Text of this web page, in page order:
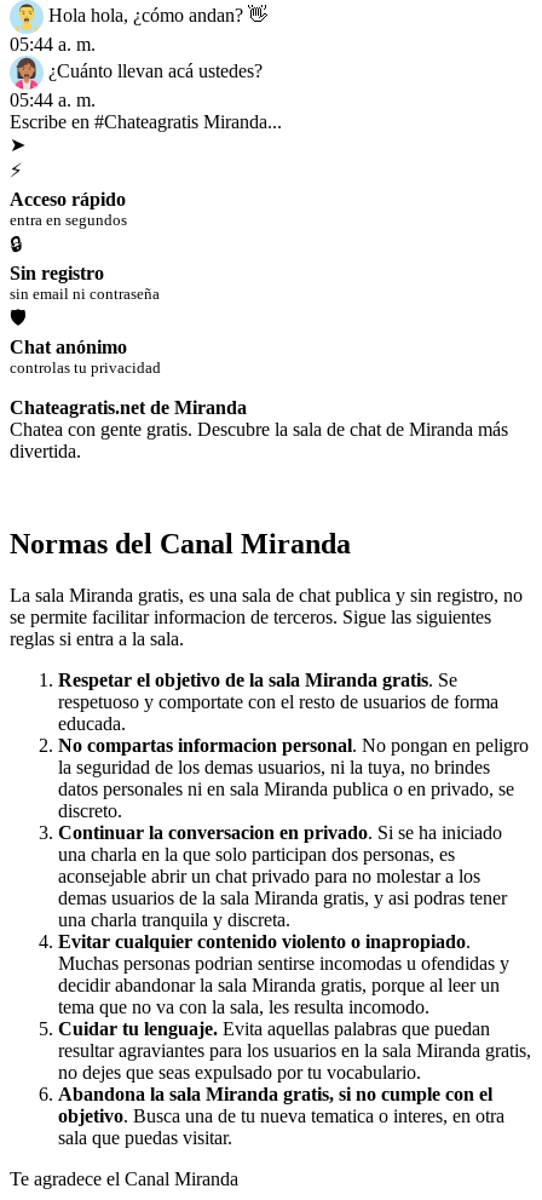
Hola hola, ¿cómo andan? 👋
05:44 a. m.
¿Cuánto llevan acá ustedes?
05:44 a. m.
Escribe en #Chateagratis Miranda...
➤
⚡
Acceso rápido
entra en segundos
🔒
Sin registro
sin email ni contraseña
🛡
Chat anónimo
controlas tu privacidad
Chateagratis.net de Miranda
Chatea con gente gratis. Descubre la sala de chat de Miranda más
divertida.
Normas del Canal Miranda
La sala Miranda gratis, es una sala de chat publica y sin registro, no
se permite facilitar informacion de terceros. Sigue las siguientes
reglas si entra a la sala.
Respetar el objetivo de la sala Miranda gratis. Se
respetuoso y comportate con el resto de usuarios de forma
educada.
No compartas informacion personal. No pongan en peligro
la seguridad de los demas usuarios, ni la tuya, no brindes
datos personales ni en sala Miranda publica o en privado, se
discreto.
Continuar la conversacion en privado. Si se ha iniciado
una charla en la que solo participan dos personas, es
aconsejable abrir un chat privado para no molestar a los
demas usuarios de la sala Miranda gratis, y asi podras tener
una charla tranquila y discreta.
Evitar cualquier contenido violento o inapropiado.
Muchas personas podrian sentirse incomodas u ofendidas y
decidir abandonar la sala Miranda gratis, porque al leer un
tema que no va con la sala, les resulta incomodo.
Cuidar tu lenguaje. Evita aquellas palabras que puedan
resultar agraviantes para los usuarios en la sala Miranda gratis,
no dejes que seas expulsado por tu vocabulario.
Abandona la sala Miranda gratis, si no cumple con el
objetivo. Busca una de tu nueva tematica o interes, en otra
sala que puedas visitar.
Te agradece el Canal Miranda